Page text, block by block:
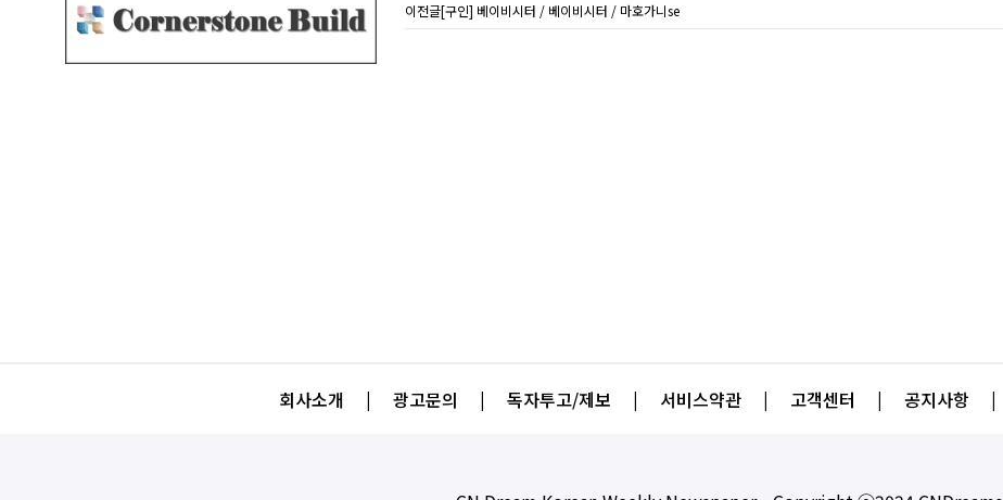
이전글[구인] 베이비시터 / 베이비시터 / 마호가니se
회사소개 | 광고문의 | 독자투고/제보 | 서비스약관 | 고객센터 | 공지사항 |